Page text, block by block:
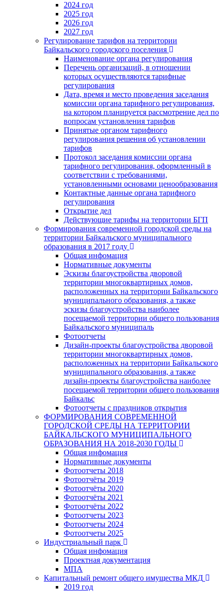
2024 год
2025 год
2026 год
2027 год
Регулирование тарифов на территории
Байкальского городского поселения
Наименование органа регулирования
Перечень организаций, в отношении
которых осуществляются тарифные
регулирования
Дата, время и место проведения заседания
комиссии органа тарифного регулирования,
на котором планируется рассмотрение дел по
вопросам установления тарифов
Принятые органом тарифного
регулирования решения об установлении
тарифов
Протокол заседания комиссии органа
тарифного регулирования, оформленный в
соответствии с требованиями,
установленными основами ценообразования
Контактные данные органа тарифного
регулирования
Открытие дел
Действующие тарифы на территории БГП
Формирования современной городской среды на
территории Байкальского муниципального
образования в 2017 году
Общая инфомация
Нормативные документы
Эскизы благоустройства дворовой
территории многоквартирных домов,
расположенных на территории Байкальского
муниципального образования, а также
эскизы благоустройства наиболее
посещаемой территории общего пользования
Байкальского муниципаль
Фотоотчеты
Дизайн-проекты благоустройства дворовой
территории многоквартирных домов,
расположенных на территории Байкальского
муниципального образования, а также
дизайн-проекты благоустройства наиболее
посещаемой территории общего пользования
Байкальс
Фотоотчеты с праздников открытия
ФОРМИРОВАНИЯ СОВРЕМЕННОЙ
ГОРОДСКОЙ СРЕДЫ НА ТЕРРИТОРИИ
БАЙКАЛЬСКОГО МУНИЦИПАЛЬНОГО
ОБРАЗОВАНИЯ НА 2018-2030 ГОДЫ
Общая инфомация
Нормативные документы
Фотоотчеты 2018
Фотоотчёты 2019
Фотоотчёты 2020
Фотоотчёты 2021
Фотоотчёты 2022
Фотоотчеты 2023
Фотоотчеты 2024
Фотоотчеты 2025
Индустриальный парк
Общая инфомация
Проектная документация
МПА
Капитальный ремонт общего имущества МКД
2019 год